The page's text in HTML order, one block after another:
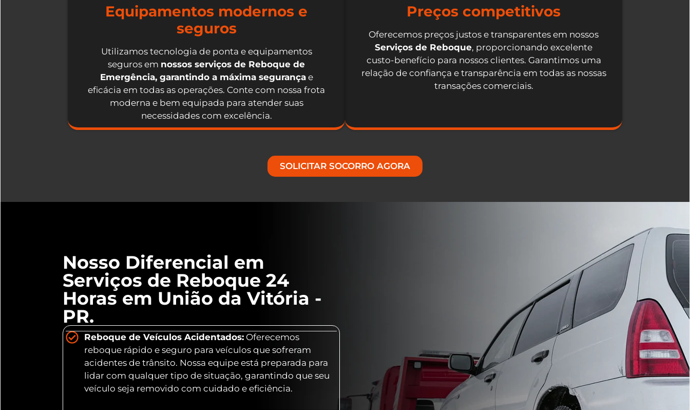
Equipamentos modernos e
seguros
Utilizamos tecnologia de ponta e equipamentos
seguros em nossos serviços de Reboque de
Emergência, garantindo a máxima segurançae
eficácia em todas as operações. Conte com nossa frota
moderna e bem equipada para atender suas
necessidades com excelência.
Preços competitivos
Oferecemos preços justos e transparentes em nossos
Serviços de Reboque, proporcionando excelente
custo-benefício para nossos clientes. Garantimos uma
relação de confiança e transparência em todas as nossas
transações comerciais.
SOLICITAR SOCORRO AGORA
Nosso Diferencial em
Serviços de Reboque 24
Horas em União da Vitória -
PR.
Reboque de Veículos Acidentados: Oferecemos
reboque rápido e seguro para veículos que sofreram
acidentes de trânsito. Nossa equipe está preparada para
lidar com qualquer tipo de situação, garantindo que seu
veículo seja removido com cuidado e eficiência.